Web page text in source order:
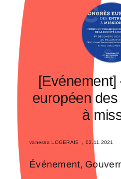
européen
à
vanessa LOGERAIS 03.11.2021
Événement,